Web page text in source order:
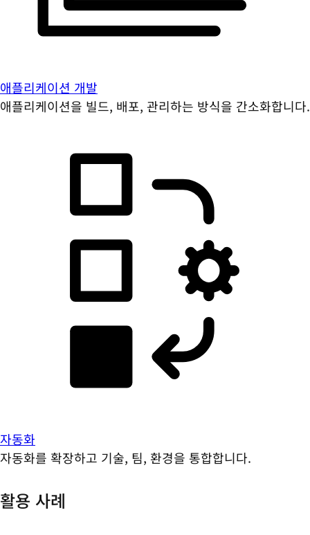
애플리케이션 개발
애플리케이션을 빌드, 배포, 관리하는 방식을 간소화합니다.
자동화
자동화를 확장하고 기술, 팀, 환경을 통합합니다.
활용 사례